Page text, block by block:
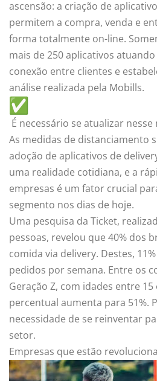
ascensão: a criação de
permitem a compra, venda e
forma totalmente on-line.
mais de 250 aplicativos
conexão entre clientes e
análise realizada pela Mobills.
É necessário se atualizar nesse
As medidas de distanciamento
adoção de aplicativos de
uma realidade cotidiana, e a
empresas é um fator crucial
segmento nos dias de hoje.
Uma pesquisa da Ticket,
pessoas, revelou que 40% dos
comida via delivery. Destes,
pedidos por semana. Entre os
Geração Z, com idades entre 15
percentual aumenta para 51%.
necessidade de se reinventar
setor.
Empresas que estão